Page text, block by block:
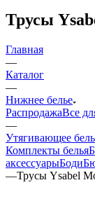
Трусы
Главная
—
Каталог
—
Нижнее белье
РаспродажаВсе
—
Утягивающее
Комплекты белья
аксессуарыБоди
—Трусы Ysabel